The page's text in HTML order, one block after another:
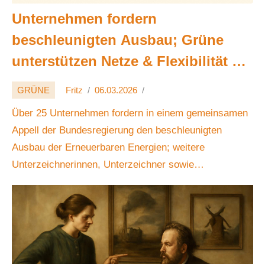
Unternehmen fordern
beschleunigten Ausbau; Grüne
unterstützen Netze & Flexibilität ⚡
🌱
GRÜNE Fritz 06.03.2026
Über 25 Unternehmen fordern in einem gemeinsamen
Appell der Bundesregierung den beschleunigten
Ausbau der Erneuerbaren Energien; weitere
Unterzeichnerinnen, Unterzeichner sowie